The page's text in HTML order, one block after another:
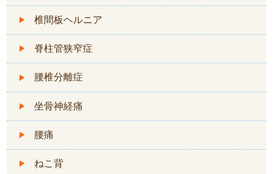
椎間板ヘルニア
脊柱管狭窄症
腰椎分離症
坐骨神経痛
腰痛
ねこ背